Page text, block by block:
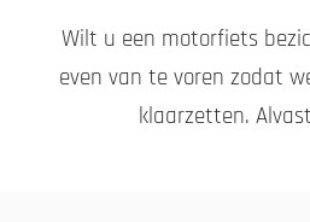
Wilt u een motorfiets
even van te voren zodat
klaarzetten.